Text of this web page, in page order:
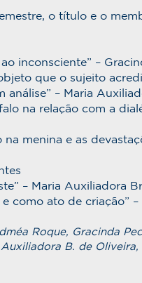
o título e o
inconsciente” –
que o sujeito
análise” – Maria
na relação com a
menina e as
– Maria Auxiliadora
como ato de criação” –
Roque, Gracinda
B. de